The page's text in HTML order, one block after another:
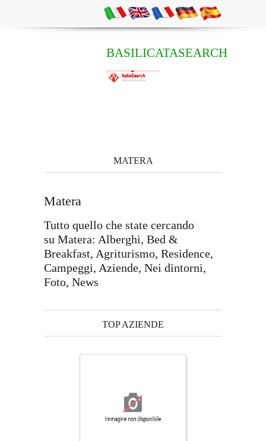
BASILICATASEARCH
MATERA
Matera
Tutto quello che state cercando
su Matera: Alberghi, Bed &
Breakfast, Agriturismo, Residence,
Campeggi, Aziende, Nei dintorni,
Foto, News
TOP AZIENDE